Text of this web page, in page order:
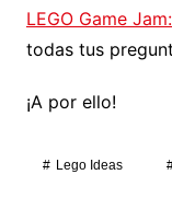
LEGO Game
todas tus
¡A por ello!
Lego Ideas